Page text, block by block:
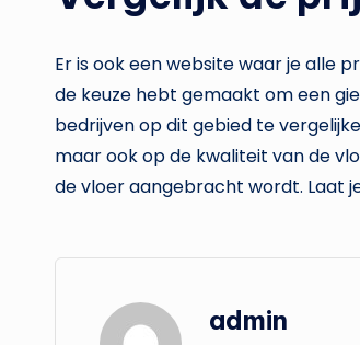
Er is ook een website waar je alle
de keuze hebt gemaakt om een
bedrijven op dit gebied te
maar ook op de kwaliteit van de
de vloer aangebracht wordt. Laat
admin